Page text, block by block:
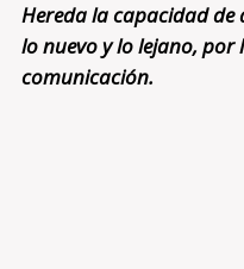
Hereda la capacidad
lo nuevo y lo lejano, por
comunicación.